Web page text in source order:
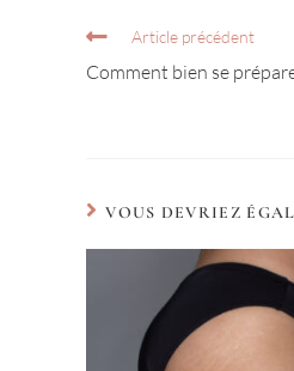
Article précédent
Comment bien se
VOUS DEVRIEZ